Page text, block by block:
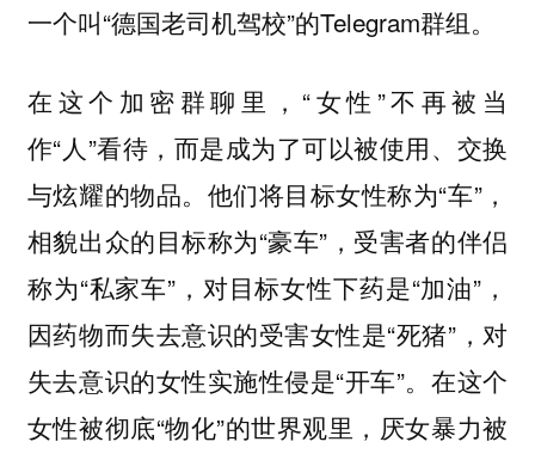
一个叫“德国老司机驾校”的Telegram群组。
在这个加密群聊里，“女性”不再被当
作“人”看待，而是成为了可以被使用、交换
与炫耀的物品。他们将目标女性称为“车”，
相貌出众的目标称为“豪车”，受害者的伴侣
称为“私家车”，对目标女性下药是“加油”，
因药物而失去意识的受害女性是“死猪”，对
失去意识的女性实施性侵是“开车”。在这个
女性被彻底“物化”的世界观里，厌女暴力被